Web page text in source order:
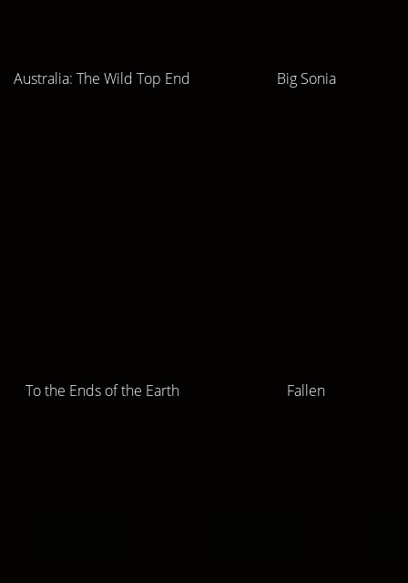
Australia: The Wild Top End Big Sonia
To the Ends of the Earth Fallen